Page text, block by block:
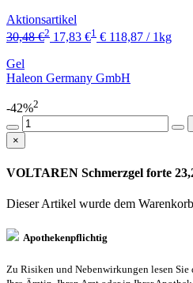
Aktionsartikel
30,48 €2 17,83 €1 € 118,87 / 1kg
Gel
Haleon Germany GmbH
-42%2
×
VOLTAREN Schmerzgel forte
Dieser Artikel wurde dem Warenkorb
Apothekenpflichtig
Zu Risiken und Nebenwirkungen lesen Sie